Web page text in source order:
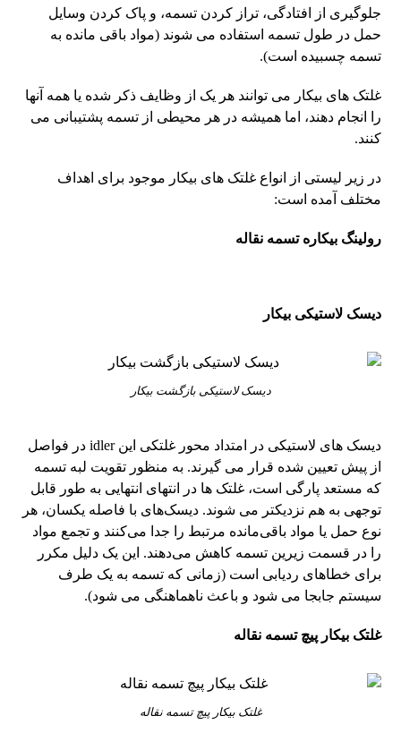
جلوگیری از افتادگی، تراز کردن تسمه، و پاک کردن وسایل
حمل در طول تسمه استفاده می شوند (مواد باقی مانده به
تسمه چسبیده است).
غلتک های بیکار می توانند هر یک از وظایف ذکر شده یا همه آنها
را انجام دهند، اما همیشه در هر محیطی از تسمه پشتیبانی می
کنند.
در زیر لیستی از انواع غلتک های بیکار موجود برای اهداف
مختلف آمده است:
رولینگ بیکاره تسمه نقاله
دیسک لاستیکی بیکار
دیسک لاستیکی بازگشت بیکار
دیسک های لاستیکی در امتداد محور غلتکی این idler در فواصل
از پیش تعیین شده قرار می گیرند. به منظور تقویت لبه تسمه
که مستعد پارگی است، غلتک ها در انتهای انتهایی به طور قابل
توجهی به هم نزدیکتر می شوند. دیسک‌های با فاصله یکسان، هر
نوع حمل یا مواد باقی‌مانده مرتبط را جدا می‌کنند و تجمع مواد
را در قسمت زیرین تسمه کاهش می‌دهند. این یک دلیل مکرر
برای خطاهای ردیابی است (زمانی که تسمه به یک طرف
سیستم جابجا می شود و باعث ناهماهنگی می شود).
غلتک بیکار پیچ تسمه نقاله
غلتک بیکار پیچ تسمه نقاله